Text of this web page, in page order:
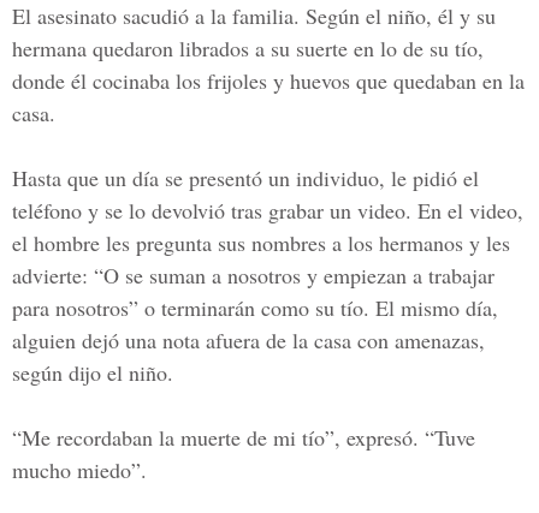
El asesinato sacudió a la familia. Según el niño, él y su
hermana quedaron librados a su suerte en lo de su tío,
donde él cocinaba los frijoles y huevos que quedaban en la
casa.
Hasta que un día se presentó un individuo, le pidió el
teléfono y se lo devolvió tras grabar un video. En el video,
el hombre les pregunta sus nombres a los hermanos y les
advierte: “O se suman a nosotros y empiezan a trabajar
para nosotros” o terminarán como su tío. El mismo día,
alguien dejó una nota afuera de la casa con amenazas,
según dijo el niño.
“Me recordaban la muerte de mi tío”, expresó. “Tuve
mucho miedo”.